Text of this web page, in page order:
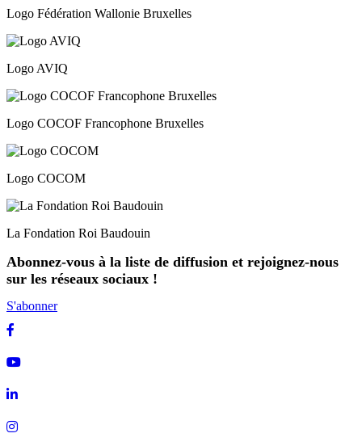
Logo Fédération Wallonie Bruxelles
Logo AVIQ
Logo COCOF Francophone Bruxelles
Logo COCOM
La Fondation Roi Baudouin
Abonnez-vous à la liste de diffusion et rejoignez-nous
sur les réseaux sociaux !
S'abonner